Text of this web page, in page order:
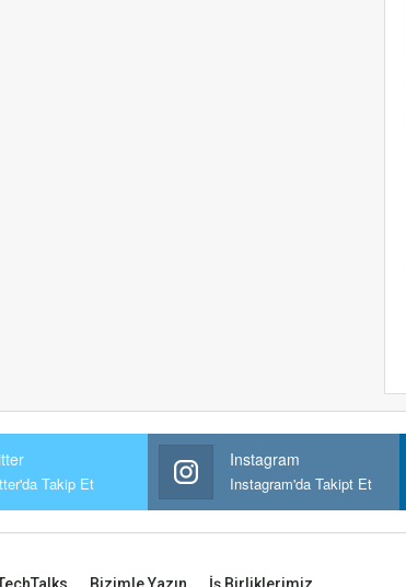
Takip Et
Instagram
Instagram'da Takipt Et
Bizimle Yazın İş Birliklerimiz